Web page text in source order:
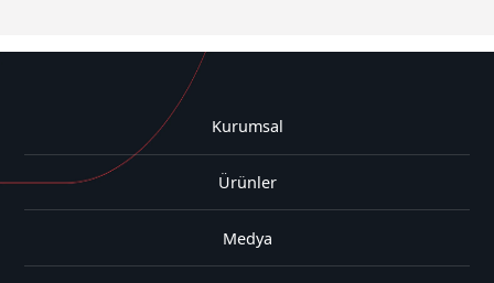
Kurumsal
Ürünler
Medya